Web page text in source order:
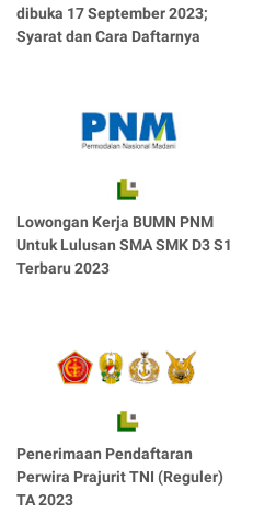
dibuka 17 September 2023;
Syarat dan Cara Daftarnya
Lowongan Kerja BUMN PNM
Untuk Lulusan SMA SMK D3 S1
Terbaru 2023
Penerimaan Pendaftaran
Perwira Prajurit TNI (Reguler)
TA 2023